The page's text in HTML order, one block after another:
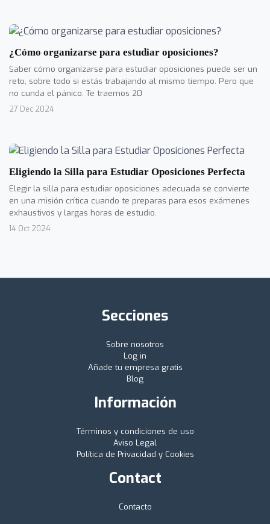
¿Cómo organizarse para estudiar oposiciones?
Saber cómo organizarse para estudiar oposiciones puede ser un
reto, sobre todo si estás trabajando al mismo tiempo. Pero que
no cunda el pánico. Te traemos 20
27 Dec 2024
Eligiendo la Silla para Estudiar Oposiciones Perfecta
Elegir la silla para estudiar oposiciones adecuada se convierte
en una misión crítica cuando te preparas para esos exámenes
exhaustivos y largas horas de estudio.
14 Oct 2024
Secciones
Sobre nosotros
Log in
Añade tu empresa gratis
Blog
Información
Términos y condiciones de uso
Aviso Legal
Política de Privacidad y Cookies
Contact
Contacto